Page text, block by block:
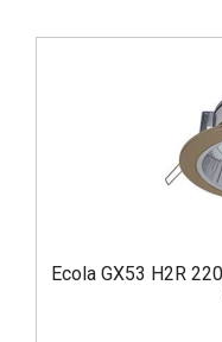
Ecola GX53 H2R